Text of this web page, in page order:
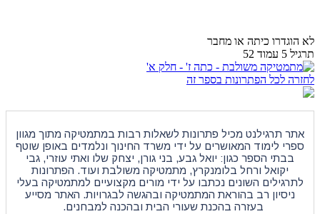
לא הוגדרו כיתה או מחבר
תרגיל 5 עמוד 52
לחזרה לכל הפתרונות בספר זה
אתר תרגילנט מכיל פתרונות לשאלות רבות במתמטיקה מתוך מגוון
ספרי לימוד המאושרים על ידי משרד החינוך ונלמדים באופן שוטף
בבתי הספר כגון: יואל גבע, בני גורן, יצחק שלו ואתי עוזרי, גבי
יקואל ורחל בלומנקרץ, מתמטיקה משולבת ועוד. הפתרונות
לתרגילים השונים נכתבו על ידי מורים מקצועיים למתמטיקה בעלי
ניסיון רב בהוראת המתמטיקה ובהגשה לבגרויות. האתר מסייע
בעזרה בהכנת שעורי הבית ובהכנה למבחנים.